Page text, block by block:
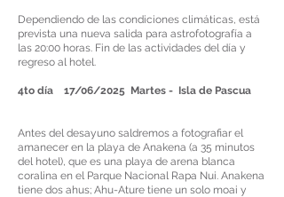
Dependiendo de las condiciones climáticas, está
prevista una nueva salida para astrofotografía a
las 20:00 horas. Fin de las actividades del día y
regreso al hotel.
4to día 17/06/2025 Martes - Isla de Pascua
Antes del desayuno saldremos a fotografiar el
amanecer en la playa de Anakena (a 35 minutos
del hotel), que es una playa de arena blanca
coralina en el Parque Nacional Rapa Nui. Anakena
tiene dos ahus; Ahu-Ature tiene un solo moai y